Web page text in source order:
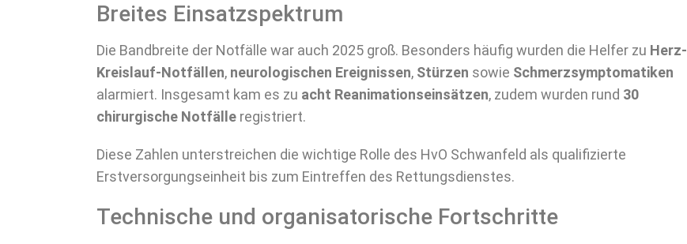
Breites Einsatzspektrum
Die Bandbreite der Notfälle war auch 2025 groß. Besonders häufig wurden die Helfer zu Herz-
Kreislauf-Notfällen, neurologischen Ereignissen, Stürzen sowie Schmerzsymptomatiken
alarmiert. Insgesamt kam es zu acht Reanimationseinsätzen, zudem wurden rund 30
chirurgische Notfälle registriert.
Diese Zahlen unterstreichen die wichtige Rolle des HvO Schwanfeld als qualifizierte
Erstversorgungseinheit bis zum Eintreffen des Rettungsdienstes.
Technische und organisatorische Fortschritte